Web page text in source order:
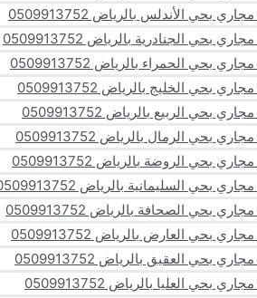
بحي الأندلس بالرياض 0509913752
بحي الجنادرية بالرياض 0509913752
بحي الحمراء بالرياض 0509913752
بحي الخليج بالرياض 0509913752
بحي الربيع بالرياض 0509913752
بحي الرمال بالرياض 0509913752
بحي الروضة بالرياض 0509913752
بحي السليمانية بالرياض 0509913752
بحي الصحافة بالرياض 0509913752
بحي العارض بالرياض 0509913752
بحي العقيق بالرياض 0509913752
بحي العليا بالرياض 0509913752